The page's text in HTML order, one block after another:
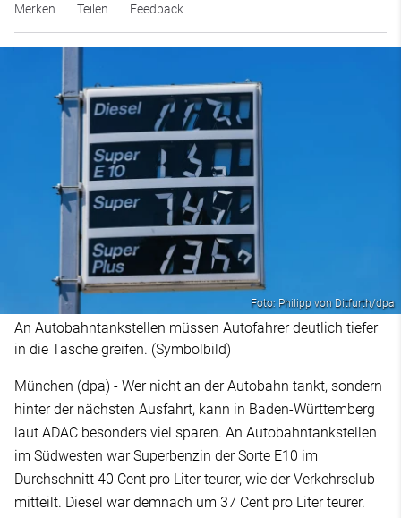
Merken Teilen Feedback
Foto: Philipp von Ditfurth/dpa
An Autobahntankstellen müssen Autofahrer deutlich tiefer
in die Tasche greifen. (Symbolbild)
München (dpa) - Wer nicht an der Autobahn tankt, sondern
hinter der nächsten Ausfahrt, kann in Baden-Württemberg
laut ADAC besonders viel sparen. An Autobahntankstellen
im Südwesten war Superbenzin der Sorte E10 im
Durchschnitt 40 Cent pro Liter teurer, wie der Verkehrsclub
mitteilt. Diesel war demnach um 37 Cent pro Liter teurer.